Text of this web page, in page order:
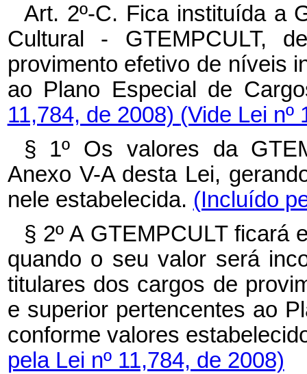
Art. 2º-C. Fica instituída a
Cultural - GTEMPCULT,
provimento efetivo de níveis
ao Plano Especial de
11,784, de 2008) (Vide Lei nº
§ 1º Os valores da
Anexo V-A desta Lei,
nele estabelecida. (Incluído
§ 2º A GTEMPCULT ficará
quando o seu valor será
titulares dos cargos de
e superior pertencentes ao
conforme valores
pela Lei nº 11,784, de 2008)